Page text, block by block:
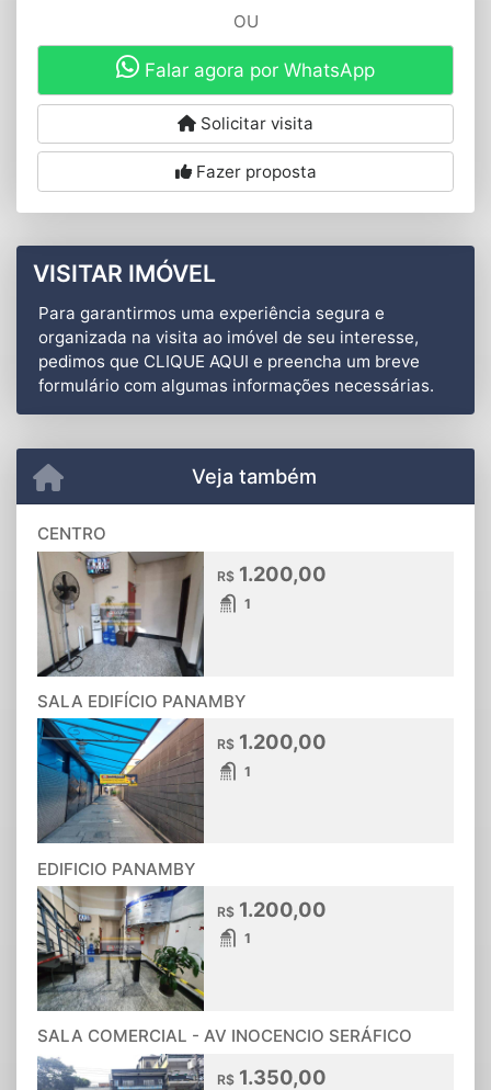
OU
Falar agora por WhatsApp
Solicitar visita
Fazer proposta
VISITAR IMÓVEL
Para garantirmos uma experiência segura e
organizada na visita ao imóvel de seu interesse,
pedimos que CLIQUE AQUI e preencha um breve
formulário com algumas informações necessárias.
Veja também
CENTRO
R$ 1.200,00
1
SALA EDIFÍCIO PANAMBY
R$ 1.200,00
1
EDIFICIO PANAMBY
R$ 1.200,00
1
SALA COMERCIAL - AV INOCENCIO SERÁFICO
R$ 1.350,00